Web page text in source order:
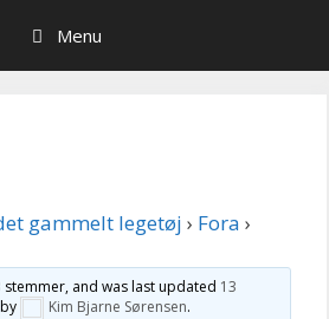
Menu
gammelt legetøj › Fora ›
stemmer, and was last updated 13
by Kim Bjarne Sørensen.